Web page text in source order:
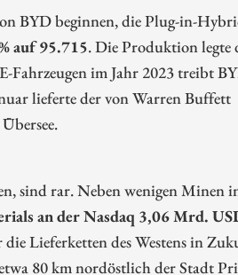
BYD beginnen, die Plug-in-
auf 95.715. Die Produktion legte
Fahrzeugen im Jahr 2023 treibt
lieferte der von Warren Buffett
sind rar. Neben wenigen Minen
an der Nasdaq 3,06 Mrd.
Lieferketten des Westens in
80 km nordöstlich der Stadt